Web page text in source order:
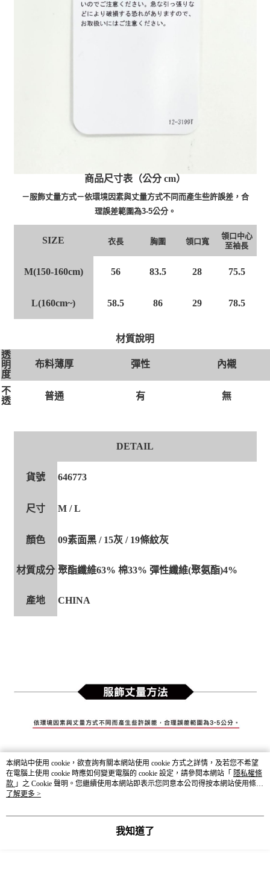
商品尺寸表（公分 cm）
－服飾丈量方式－依環境因素與丈量方式不同而產生些許誤差，合
理誤差範圍為3-5公分。
SIZE 衣長 胸圍 領口寬
領口中心
至袖長
M(150-160cm) 56 83.5 28 75.5
L(160cm~) 58.5 86 29 78.5
材質說明
透
明
度
布料薄厚 彈性 內襯
不
透
普通 有 無
DETAIL
貨號 646773
尺寸 M / L
顏色 09素面黑 / 15灰 / 19條紋灰
材質成分 聚酯纖維63% 棉33% 彈性纖維(聚氨酯)4%
產地 CHINA
本網站中使用 cookie，欲查詢有關本網站使用 cookie 方式之詳情，及若您不希望
在電腦上使用 cookie 時應如何變更電腦的 cookie 設定，請參閱本網站「 隱私權條
款 」之 Cookie 聲明。您繼續使用本網站即表示您同意本公司得按本網站使用條款
之 Cookie 聲明使用 cookie。
了解更多 >
我知道了